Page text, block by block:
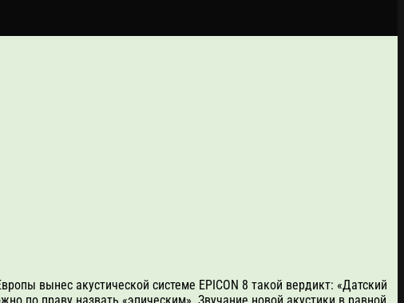
вынес акустической системе EPICON 8 такой вердикт: «Датский